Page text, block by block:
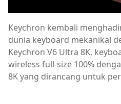
Keychron kembali
dunia keyboard mekanikal
Keychron V6 Ultra 8K,
wireless full-size 100%
8K yang dirancang untuk